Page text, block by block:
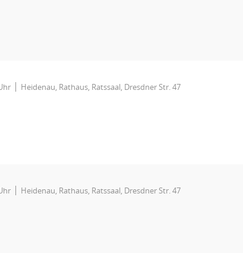
Heidenau, Rathaus, Ratssaal, Dresdner Str. 47
Heidenau, Rathaus, Ratssaal, Dresdner Str. 47